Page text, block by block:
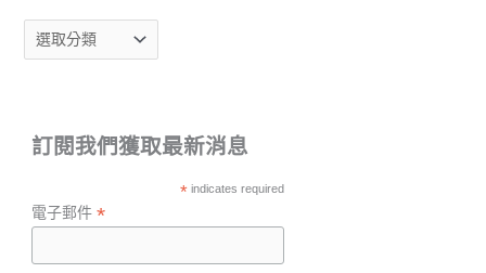
訂閱我們獲取最新消息
*indicates required
電子郵件*